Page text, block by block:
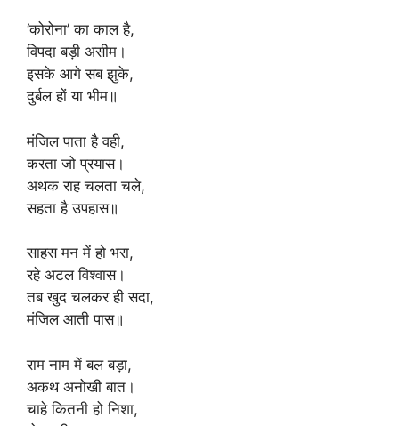
p
p
o
‘कोरोना’ का काल है,
विपदा बड़ी असीम।
इसके आगे सब झुके,
दुर्बल हों या भीम॥
मंजिल पाता है वही,
करता जो प्रयास।
अथक राह चलता चले,
सहता है उपहास॥
साहस मन में हो भरा,
रहे अटल विश्वास।
तब खुद चलकर ही सदा,
मंजिल आती पास॥
राम नाम में बल बड़ा,
अकथ अनोखी बात।
चाहे कितनी हो निशा,